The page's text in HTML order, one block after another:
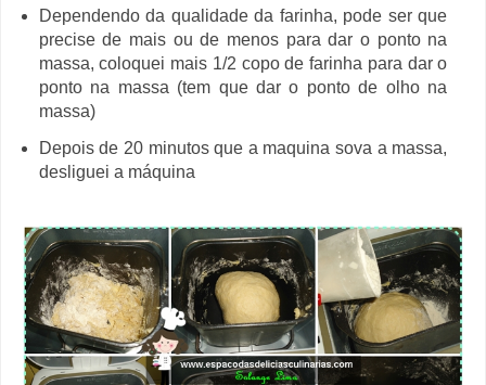
Dependendo da qualidade da farinha, pode ser que
precise de mais ou de menos para dar o ponto na
massa, coloquei mais 1/2 copo de farinha para dar o
ponto na massa (tem que dar o ponto de olho na
massa)
Depois de 20 minutos que a maquina sova a massa,
desliguei a máquina